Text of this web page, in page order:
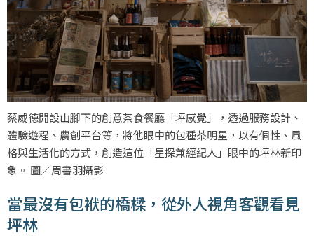
蔡威德開設山腳下的創意茶食餐廳「坪感覺」，透過服務設計、
體驗遊程、農創平台等，將他眼中的包種茶明星，以有個性、風
格與生活化的方式，創造這位「星探兼經紀人」眼中的坪林新印
象。 圖／周書羽攝影
當最沒有包袱的橋樑，從外人視角客觀看見
坪林